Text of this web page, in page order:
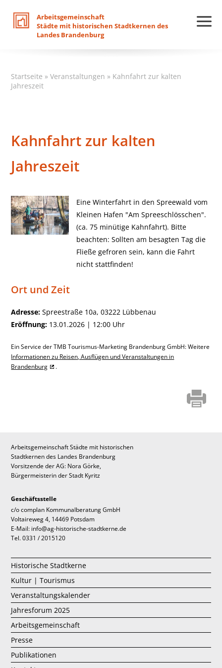
Arbeitsgemeinschaft
Städte mit historischen Stadtkernen des
Landes Brandenburg
Startseite »Veranstaltungen » Kahnfahrt zur kalten
Jahreszeit
Kahnfahrt zur kalten
Jahreszeit
Eine Winterfahrt in den Spreewald vom
Kleinen Hafen "Am Spreeschlösschen".
(ca. 75 minütige Kahnfahrt). Bitte
beachten: Sollten am besagten Tag die
Fließe gefroren sein, kann die Fahrt
nicht stattfinden!
Ort und Zeit
Adresse: Spreestraße 10a, 03222 Lübbenau
Eröffnung: 13.01.2026 | 12:00 Uhr
Ein Service der TMB Tourismus-Marketing Brandenburg GmbH: Weitere
Informationen zu Reisen, Ausflügen und Veranstaltungen in
Brandenburg
.
Arbeitsgemeinschaft Städte mit historischen
Stadtkernen des Landes Brandenburg
Vorsitzende der AG: Nora Görke,
Bürgermeisterin der Stadt Kyritz
Geschäftsstelle
c/o complan Kommunalberatung GmbH
Voltaireweg 4, 14469 Potsdam
E-Mail: info@ag-historische-stadtkerne.de
Tel. 0331 / 2015120
Historische Stadtkerne
Kultur | Tourismus
Veranstaltungskalender
Jahresforum 2025
Arbeitsgemeinschaft
Presse
Publikationen